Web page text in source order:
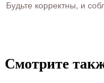
Будьте корректны, и
Смотрите